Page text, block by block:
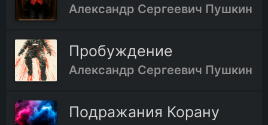
Александр Сергеевич Пушкин
Пробуждение
Александр Сергеевич Пушкин
Подражания Корану